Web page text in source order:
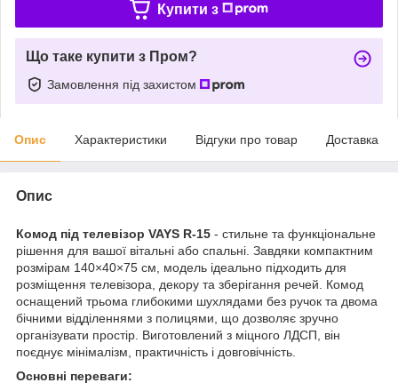
Купити з
Що таке купити з Пром?
Замовлення під захистом
Опис Характеристики Відгуки про товар Доставка
Опис
Комод під телевізор VAYS R-15 - стильне та функціональне
рішення для вашої вітальні або спальні. Завдяки компактним
розмірам 140×40×75 см, модель ідеально підходить для
розміщення телевізора, декору та зберігання речей. Комод
оснащений трьома глибокими шухлядами без ручок та двома
бічними відділеннями з полицями, що дозволяє зручно
організувати простір. Виготовлений з міцного ЛДСП, він
поєднує мінімалізм, практичність і довговічність.
Основні переваги: